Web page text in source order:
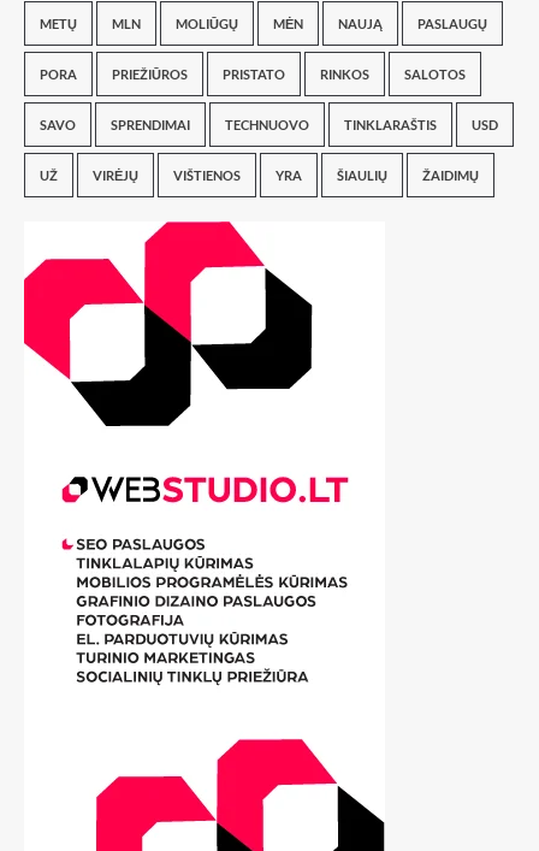
METŲ MLN MOLIŪGŲ MĖN NAUJĄ PASLAUGŲ
PORA PRIEŽIŪROS PRISTATO RINKOS SALOTOS
SAVO SPRENDIMAI TECHNUOVO TINKLARAŠTIS USD
UŽ VIRĖJŲ VIŠTIENOS YRA ŠIAULIŲ ŽAIDIMŲ